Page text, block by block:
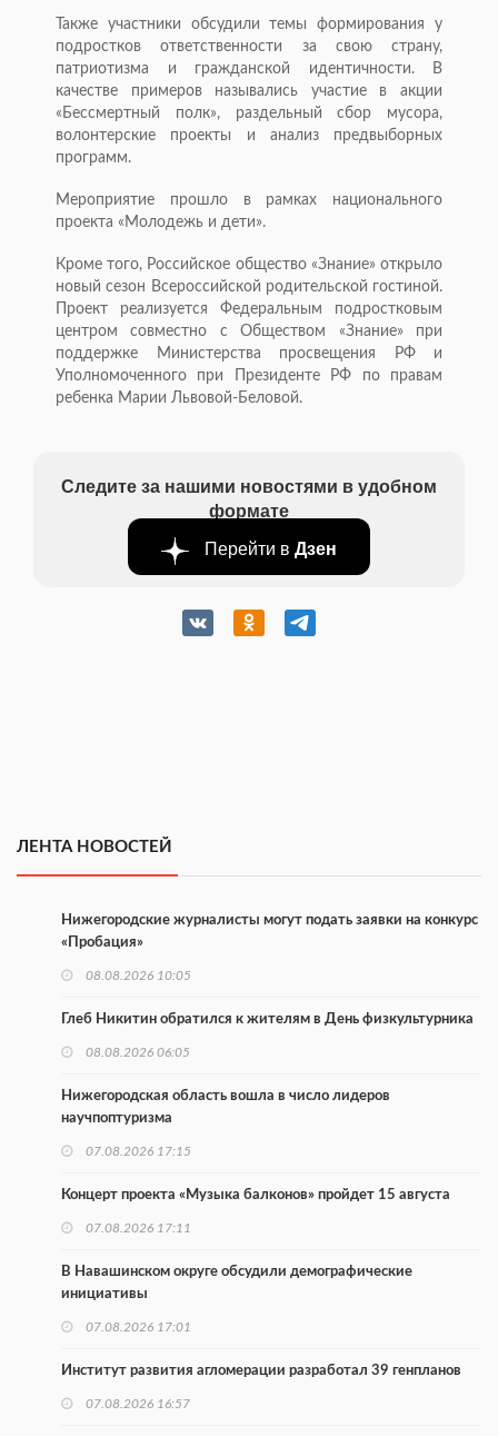
Также участники обсудили темы формирования у
подростков ответственности за свою страну,
патриотизма и гражданской идентичности. В
качестве примеров назывались участие в акции
«Бессмертный полк», раздельный сбор мусора,
волонтерские проекты и анализ предвыборных
программ.
Мероприятие прошло в рамках национального
проекта «Молодежь и дети».
Кроме того, Российское общество «Знание» открыло
новый сезон Всероссийской родительской гостиной.
Проект реализуется Федеральным подростковым
центром совместно с Обществом «Знание» при
поддержке Министерства просвещения РФ и
Уполномоченного при Президенте РФ по правам
ребенка Марии Львовой-Беловой.
Следите за нашими новостями в удобном
формате
Перейти в Дзен
ЛЕНТА НОВОСТЕЙ
Нижегородские журналисты могут подать заявки на конкурс
«Пробация»
08.08.2026 10:05
Глеб Никитин обратился к жителям в День физкультурника
08.08.2026 06:05
Нижегородская область вошла в число лидеров
научпоптуризма
07.08.2026 17:15
Концерт проекта «Музыка балконов» пройдет 15 августа
07.08.2026 17:11
В Навашинском округе обсудили демографические
инициативы
07.08.2026 17:01
Институт развития агломерации разработал 39 генпланов
07.08.2026 16:57